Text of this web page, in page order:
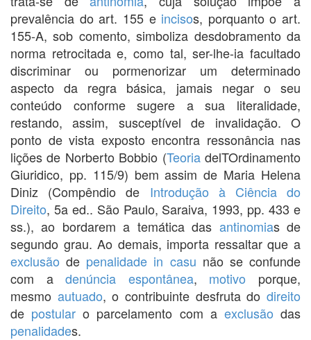
prevalência do art. 155 e incisos, porquanto o art.
155-A, sob comento, simboliza desdobramento da
norma retrocitada e, como tal, ser-lhe-ia facultado
discriminar ou pormenorizar um determinado
aspecto da regra básica, jamais negar o seu
conteúdo conforme sugere a sua literalidade,
restando, assim, susceptível de invalidação. O
ponto de vista exposto encontra ressonância nas
lições de Norberto Bobbio (TeoriadelTOrdinamento
Giuridico, pp. 115/9) bem assim de Maria Helena
Diniz (Compêndio de Introdução à Ciência do
Direito, 5a ed.. São Paulo, Saraiva, 1993, pp. 433 e
ss.), ao bordarem a temática das antinomias de
segundo grau. Ao demais, importa ressaltar que a
exclusão de penalidade in casu não se confunde
com adenúncia espontânea, motivo porque,
mesmo autuado, o contribuinte desfruta dodireito
de postular o parcelamento com a exclusão das
penalidades.